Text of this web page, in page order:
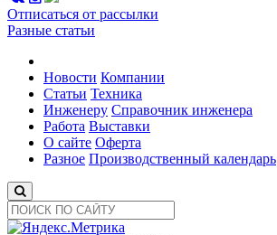
Отписаться от рассылки
Разные статьи
Новости Компании
Статьи Техника
Инженеру Справочник инженера
Работа Выставки
О сайте Оферта
Разное Производственный календарь